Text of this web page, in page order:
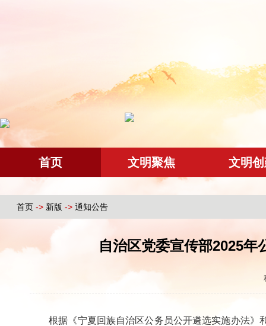
首页 文明聚焦 文明
首页 -> 新版 -> 通知公告
自治区党委宣传部2025
根据《宁夏回族自治区公务员公开遴选实施办法》